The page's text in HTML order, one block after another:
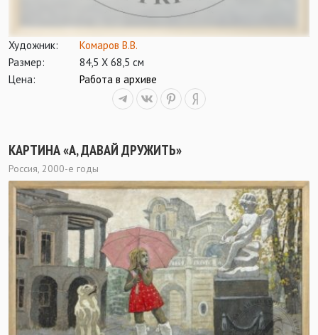
Художник:
Комаров В.В.
Размер:
84,5 Х 68,5 см
Цена:
Работа в архиве
КАРТИНА «А, ДАВАЙ ДРУЖИТЬ»
Россия, 2000-е годы